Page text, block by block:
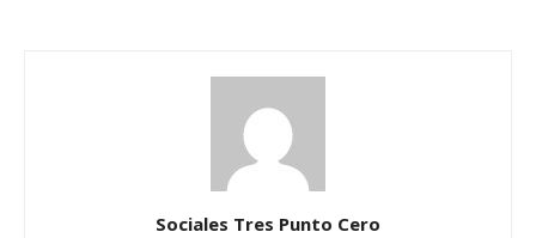
Sociales Tres Punto Cero